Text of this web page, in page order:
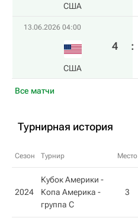
Все матчи
США
13.06.2026 04:00
США
4 :
Турнирная история
Сезон Турнир Место
2024
Кубок Америки -
Копа Америка -
группа C
3